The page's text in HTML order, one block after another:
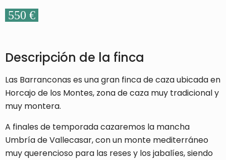
550 €
Descripción de la finca
Las Barranconas es una gran finca de caza ubicada en
Horcajo de los Montes, zona de caza muy tradicional y
muy montera.
A finales de temporada cazaremos la mancha
Umbría de Vallecasar, con un monte mediterráneo
muy querencioso para las reses y los jabalíes, siendo